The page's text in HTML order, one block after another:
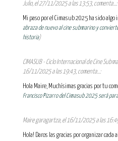
Julio, el 27/11/2025 a las 13:53, comenta...:
Mi paso por el Cimasub 2025 ha sido algo
abraza de nuevo al cine submarino y
historia)
CIMASUB - Ciclo Internacional de Cine
16/11/2025 a las 19:43, comenta...:
Hola Maire, Muchísimas gracias por tu
Francisco Pizarro del Cimasub 2025 será para
Maire garagartza, el 16/11/2025 a las
Hola! Daros las gracias por organizar cada